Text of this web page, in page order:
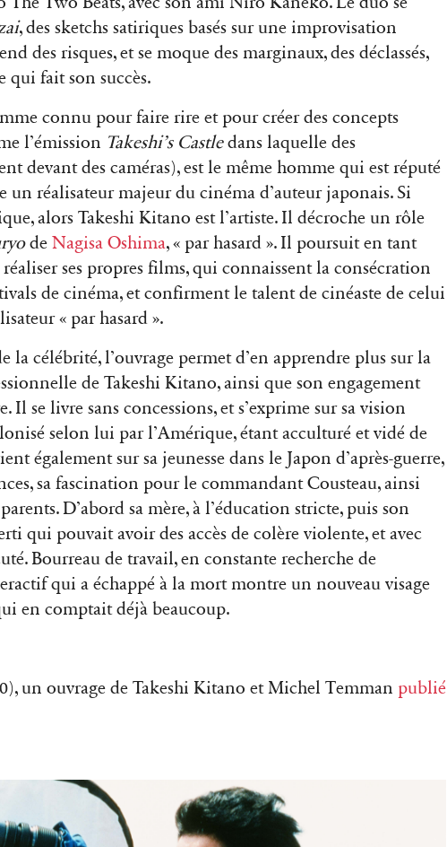
, des sketchs satiriques basés sur une improvisation
des risques, et se moque des marginaux, des déclassés,
qui fait son succès.
connu pour faire rire et pour créer des concepts
l’émission Takeshi’s Castledans laquelle des
devant des caméras), est le même homme qui est réputé
réalisateur majeur du cinéma d’auteur japonais. Si
alors Takeshi Kitano est l’artiste. Il décroche un rôle
de Nagisa Oshima, « par hasard ». Il poursuit en tant
ses propres films, qui connaissent la consécration
de cinéma, et confirment le talent de cinéaste de celui
« par hasard ».
la célébrité, l’ouvrage permet d’en apprendre plus sur la
de Takeshi Kitano, ainsi que son engagement
se livre sans concessions, et s’exprime sur sa vision
selon lui par l’Amérique, étant acculturé et vidé de
également sur sa jeunesse dans le Japon d’après-guerre,
sa fascination pour le commandant Cousteau, ainsi
D’abord sa mère, à l’éducation stricte, puis son
qui pouvait avoir des accès de colère violente, et avec
Bourreau de travail, en constante recherche de
qui a échappé à la mort montre un nouveau visage
en comptait déjà beaucoup.
un ouvrage de Takeshi Kitano et Michel Temman publié